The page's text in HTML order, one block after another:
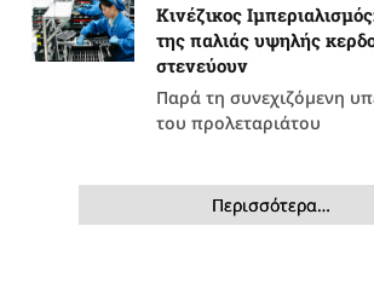
Κινέζικος
της παλιάς υψηλής
στενεύουν
Παρά τη συνεχιζόμενη
του προλεταριάτου
Περισσότερα…